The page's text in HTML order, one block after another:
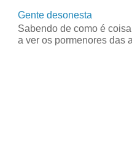
Gente desonesta
Sabendo de como é
a ver os pormenores das